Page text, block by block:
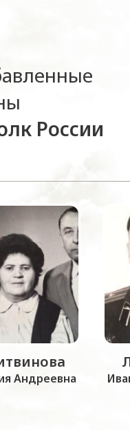
России
Андреевна